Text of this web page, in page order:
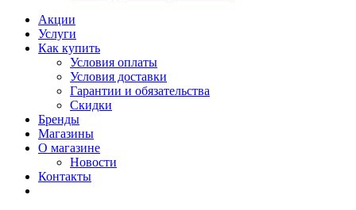
Акции
Услуги
Как купить
Условия оплаты
Условия доставки
Гарантии и обязательства
Скидки
Бренды
Магазины
О магазине
Новости
Контакты